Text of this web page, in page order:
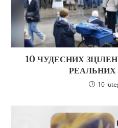
10 ЧУДЕСНИХ
10